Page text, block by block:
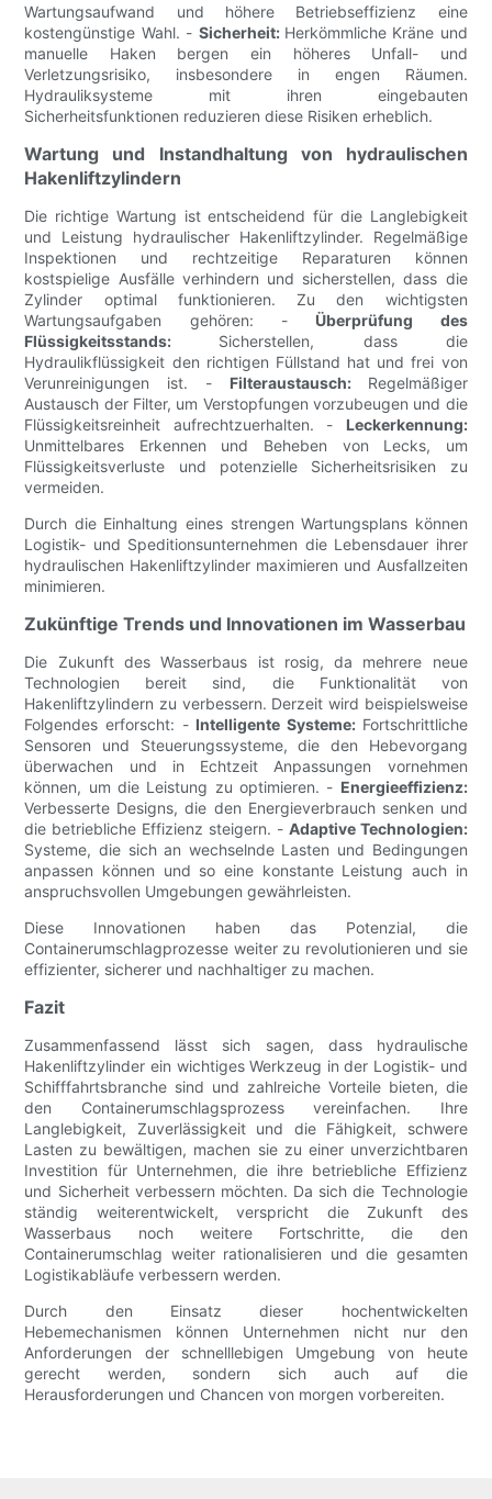
Wartungsaufwand und höhere Betriebseffizienz eine
kostengünstige Wahl. - Sicherheit: Herkömmliche Kräne und
manuelle Haken bergen ein höheres Unfall- und
Verletzungsrisiko, insbesondere in engen Räumen.
Hydrauliksysteme mit ihren eingebauten
Sicherheitsfunktionen reduzieren diese Risiken erheblich.
Wartung und Instandhaltung von hydraulischen
Hakenliftzylindern
Die richtige Wartung ist entscheidend für die Langlebigkeit
und Leistung hydraulischer Hakenliftzylinder. Regelmäßige
Inspektionen und rechtzeitige Reparaturen können
kostspielige Ausfälle verhindern und sicherstellen, dass die
Zylinder optimal funktionieren. Zu den wichtigsten
Wartungsaufgaben gehören: - Überprüfung des
Flüssigkeitsstands: Sicherstellen, dass die
Hydraulikflüssigkeit den richtigen Füllstand hat und frei von
Verunreinigungen ist. - Filteraustausch: Regelmäßiger
Austausch der Filter, um Verstopfungen vorzubeugen und die
Flüssigkeitsreinheit aufrechtzuerhalten. - Leckerkennung:
Unmittelbares Erkennen und Beheben von Lecks, um
Flüssigkeitsverluste und potenzielle Sicherheitsrisiken zu
vermeiden.
Durch die Einhaltung eines strengen Wartungsplans können
Logistik- und Speditionsunternehmen die Lebensdauer ihrer
hydraulischen Hakenliftzylinder maximieren und Ausfallzeiten
minimieren.
Zukünftige Trends und Innovationen im Wasserbau
Die Zukunft des Wasserbaus ist rosig, da mehrere neue
Technologien bereit sind, die Funktionalität von
Hakenliftzylindern zu verbessern. Derzeit wird beispielsweise
Folgendes erforscht: - Intelligente Systeme: Fortschrittliche
Sensoren und Steuerungssysteme, die den Hebevorgang
überwachen und in Echtzeit Anpassungen vornehmen
können, um die Leistung zu optimieren. - Energieeffizienz:
Verbesserte Designs, die den Energieverbrauch senken und
die betriebliche Effizienz steigern. - Adaptive Technologien:
Systeme, die sich an wechselnde Lasten und Bedingungen
anpassen können und so eine konstante Leistung auch in
anspruchsvollen Umgebungen gewährleisten.
Diese Innovationen haben das Potenzial, die
Containerumschlagprozesse weiter zu revolutionieren und sie
effizienter, sicherer und nachhaltiger zu machen.
Fazit
Zusammenfassend lässt sich sagen, dass hydraulische
Hakenliftzylinder ein wichtiges Werkzeug in der Logistik- und
Schifffahrtsbranche sind und zahlreiche Vorteile bieten, die
den Containerumschlagsprozess vereinfachen. Ihre
Langlebigkeit, Zuverlässigkeit und die Fähigkeit, schwere
Lasten zu bewältigen, machen sie zu einer unverzichtbaren
Investition für Unternehmen, die ihre betriebliche Effizienz
und Sicherheit verbessern möchten. Da sich die Technologie
ständig weiterentwickelt, verspricht die Zukunft des
Wasserbaus noch weitere Fortschritte, die den
Containerumschlag weiter rationalisieren und die gesamten
Logistikabläufe verbessern werden.
Durch den Einsatz dieser hochentwickelten
Hebemechanismen können Unternehmen nicht nur den
Anforderungen der schnelllebigen Umgebung von heute
gerecht werden, sondern sich auch auf die
Herausforderungen und Chancen von morgen vorbereiten.